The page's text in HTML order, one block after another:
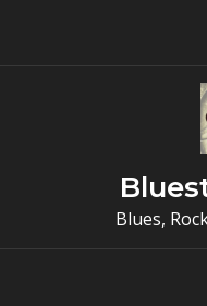
Blues,